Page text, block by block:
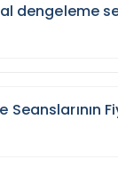
dengeleme